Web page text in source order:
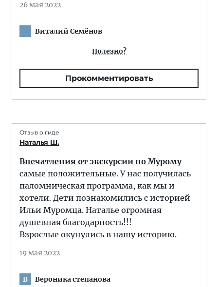
26 мая 2022
Виталий Семёнов
Полезно?
Прокомментировать
Отзыв о гиде
Наталья Ш.
Впечатления от экскурсии по Мурому
самые положительные. У нас получилась
паломническая программа, как мы и
хотели. Дети познакомились с историей
Ильи Муромца. Наталье огромная
душевная благодарность!!!
Взрослые окунулись в нашу историю.
19 мая 2022
В Вероника степанова